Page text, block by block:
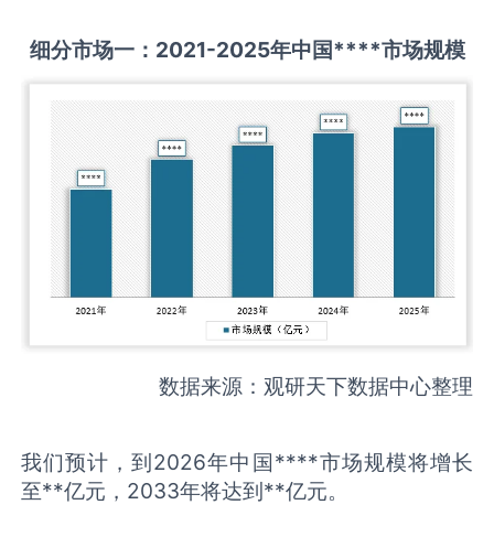
细分市场一： 2021-2025年中国****市场规模
数据来源：观研天下数据中心整理
我们预计，到2026年中国****市场规模将增长
至**亿元，2033年将达到**亿元。